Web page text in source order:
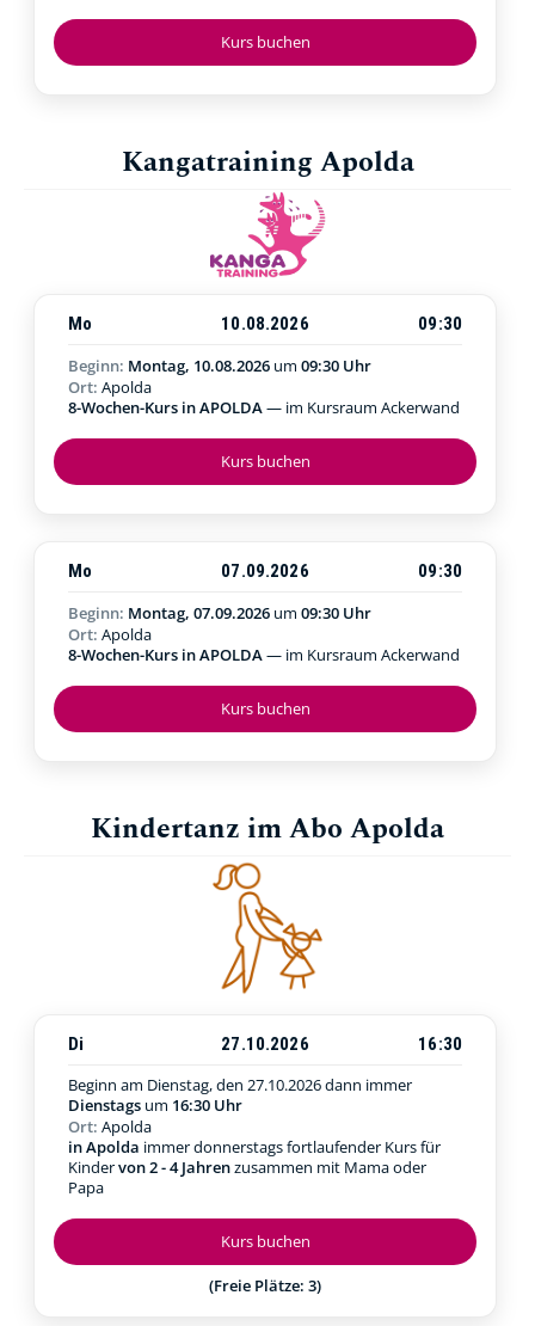
Kurs buchen
Kangatraining Apolda
Kurs buchen
Mo 10.08.2026
09:30
Beginn: Montag, 10.08.2026 um 09:30 Uhr
Ort: Apolda
8-Wochen-Kurs in APOLDA— im Kursraum Ackerwand
Kurs buchen
Mo 07.09.2026
09:30
Beginn: Montag, 07.09.2026 um 09:30 Uhr
Ort: Apolda
8-Wochen-Kurs in APOLDA— im Kursraum Ackerwand
Kindertanz im Abo Apolda
Kurs buchen
(Freie Plätze: 3)
Di 27.10.2026
16:30
Beginn am Dienstag, den 27.10.2026dann immer
Dienstags um 16:30 Uhr
Ort: Apolda
in Apolda immer donnerstags fortlaufender Kurs für
Kindervon 2 - 4 Jahrenzusammen mit Mama oder
Papa